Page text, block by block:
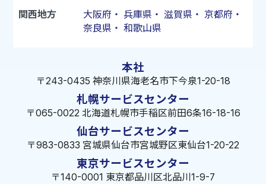
関西地方 大阪府 ・ 兵庫県 ・ 滋賀県 ・ 京都府 ・
奈良県 ・ 和歌山県
本社
〒243-0435 神奈川県海老名市下今泉1-20-18
札幌サービスセンター
〒065-0022 北海道札幌市手稲区前田6条16-18-16
仙台サービスセンター
〒983-0833 宮城県仙台市宮城野区東仙台1-20-22
東京サービスセンター
〒140-0001 東京都品川区北品川1-9-7